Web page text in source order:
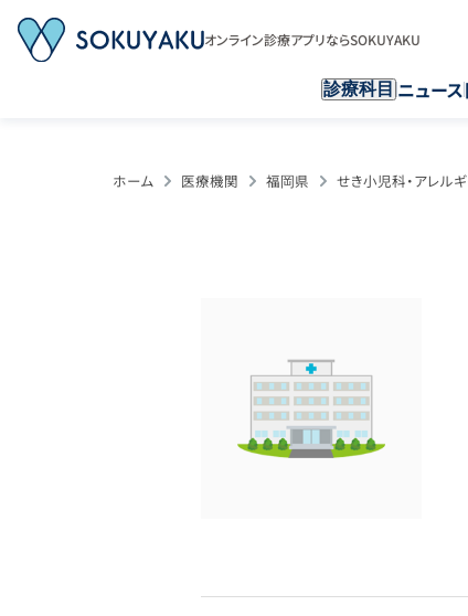
オンライン診療アプリならSOKUYAKU
診療科目 ニュース
ホーム 医療機関 福岡県 せき小児科・アレル